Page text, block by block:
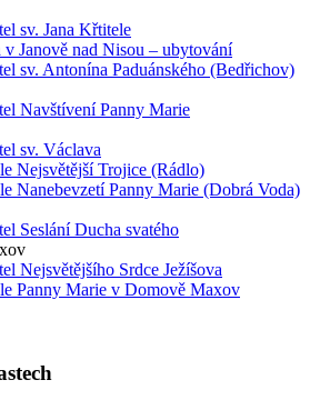
sv. Jana Křtitele
v Janově nad Nisou – ubytování
sv. Antonína Paduánského (Bedřichov)
Navštívení Panny Marie
sv. Václava
Nejsvětější Trojice (Rádlo)
Nanebevzetí Panny Marie (Dobrá Voda)
Seslání Ducha svatého
Nejsvětějšího Srdce Ježíšova
Panny Marie v Domově Maxov